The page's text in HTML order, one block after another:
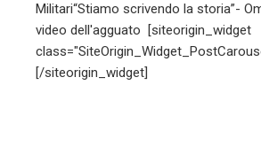
Militari“Stiamo scrivendo la storia”-
video dell'agguato [siteorigin_widget
[/siteorigin_widget]